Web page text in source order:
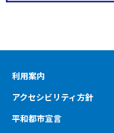
利用案内
アクセシビリティ方針
平和都市宣言